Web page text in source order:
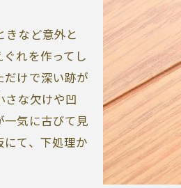
きなど意外と
れを作ってし
だけで深い跡が
な欠けや凹
気に古びて見
て、下処理か